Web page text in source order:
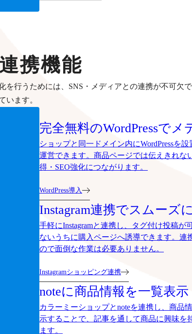
携機能
行うためには、SNS・メディアとの連携が不可欠で
います。
完全無料のWordPressでメ
ショップと同一ドメイン内にWordPressを
運営できます。商品ページでは伝えきれな
得・SEO強化につながります。
WordPress導入
Instagram連携でスムーズ
手軽にInstagramと連携し、タグ付け投稿
ないうちに購入ページへ誘導できます。連
ので面倒な作業は必要ありません。
Instagramショッピング連携
noteに商品情報を一覧表示
カラーミーショップとnoteを連携し、商品
示することで、記事を通して商品に興味を
ます。